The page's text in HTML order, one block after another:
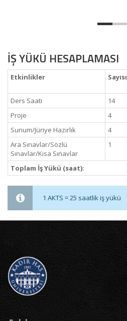
İŞ YÜKÜ HESAPLAMASI
Etkinlikler Sayısı
Ders Saati
14
Proje
4
Sunum/Jüriye Hazırlık
4
Ara Sınavlar/Sözlü
Sınavlar/Kısa Sınavlar
1
Toplam İş Yükü (saat):
1 AKTS = 25 saatlik iş yükü